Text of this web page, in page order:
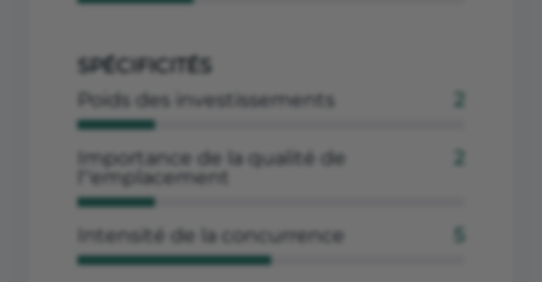
SPÉCIFICITÉS
Poids des investissements
Importance de la qualité de
l''emplacement
Intensité de la concurrence